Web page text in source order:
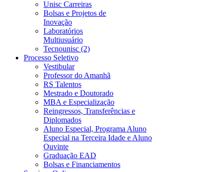
Unisc Carreiras
Bolsas e Projetos de
Inovação
Laboratórios
Multiusuário
Tecnounisc (2)
Processo Seletivo
Vestibular
Professor do Amanhã
RS Talentos
Mestrado e Doutorado
MBA e Especialização
Reingressos, Transferências e
Diplomados
Aluno Especial, Programa Aluno
Especial na Terceira Idade e Aluno
Ouvinte
Graduação EAD
Bolsas e Financiamentos